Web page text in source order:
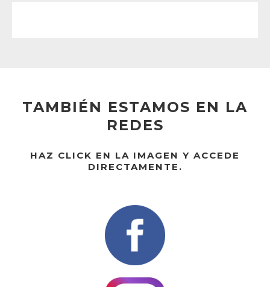
TAMBIÉN ESTAMOS EN LA
REDES
HAZ CLICK EN LA IMAGEN Y ACCEDE
DIRECTAMENTE.